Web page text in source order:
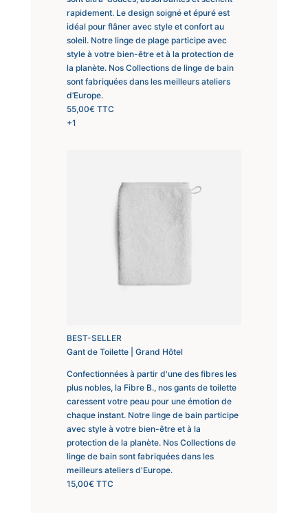
rapidement. Le design soigné et épuré est
idéal pour flâner avec style et confort au
soleil. Notre linge de plage participe avec
style à votre bien-être et à la protection de
la planète. Nos Collections de linge de bain
sont fabriquées dans les meilleurs ateliers
d’Europe.
55,00€ TTC
+1
BEST-SELLER
Gant de Toilette | Grand Hôtel
Confectionnées à partir d'une des fibres les
plus nobles, la Fibre B., nos gants de toilette
caressent votre peau pour une émotion de
chaque instant. Notre linge de bain participe
avec style à votre bien-être et à la
protection de la planète. Nos Collections de
linge de bain sont fabriquées dans les
meilleurs ateliers d'Europe.
15,00€ TTC